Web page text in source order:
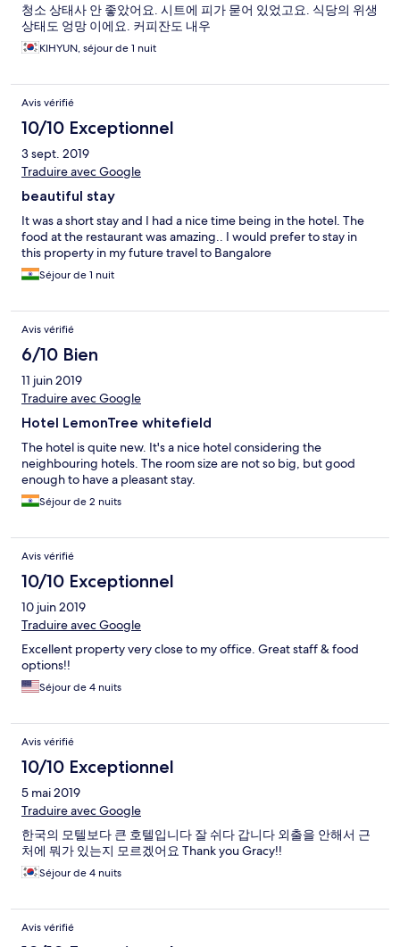
청소 상태사 안 좋았어요. 시트에 피가 묻어 있었고요. 식당의 위생
상태도 엉망 이에요. 커피잔도 내우
KIHYUN, séjour de 1 nuit
Avis vérifié
10/10 Exceptionnel
3 sept. 2019
Traduire avec Google
beautiful stay
It was a short stay and I had a nice time being in the hotel. The
food at the restaurant was amazing.. I would prefer to stay in
this property in my future travel to Bangalore
Séjour de 1 nuit
Avis vérifié
6/10 Bien
11 juin 2019
Traduire avec Google
Hotel LemonTree whitefield
The hotel is quite new. It's a nice hotel considering the
neighbouring hotels. The room size are not so big, but good
enough to have a pleasant stay.
Séjour de 2 nuits
Avis vérifié
10/10 Exceptionnel
10 juin 2019
Traduire avec Google
Excellent property very close to my office. Great staff & food
options!!
Séjour de 4 nuits
Avis vérifié
10/10 Exceptionnel
5 mai 2019
Traduire avec Google
한국의 모텔보다 큰 호텔입니다 잘 쉬다 갑니다 외출을 안해서 근
처에 뭐가 있는지 모르겠어요 Thank you Gracy!!
Séjour de 4 nuits
Avis vérifié